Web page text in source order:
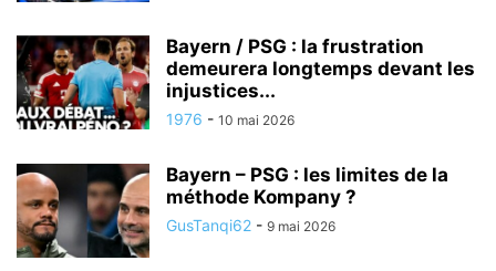
Bayern / PSG : la frustration
demeurera longtemps devant les
injustices...
1976 - 10 mai 2026
Bayern – PSG : les limites de la
méthode Kompany ?
GusTanqi62 - 9 mai 2026